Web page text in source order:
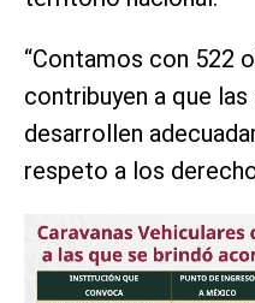
“Contamos con 522
contribuyen a que
desarrollen
respeto a los